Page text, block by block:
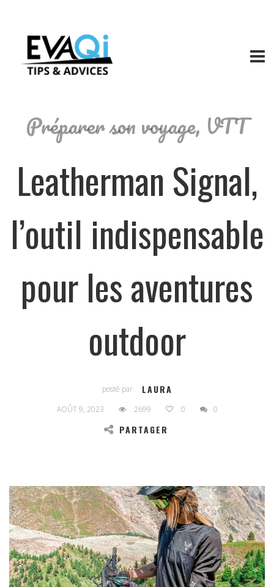
Préparer son voyage, VTT
Leatherman Signal,
l’outil indispensable
pour les aventures
outdoor
posté par LAURA
AOÛT 9, 2023 2699 0 0
PARTAGER